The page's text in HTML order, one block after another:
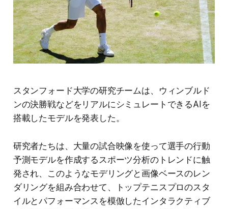
スタンフォード大学の研究チームは、ウィンブルド
ンの決勝戦などをリアルにシミュレートできるAIを
搭載したモデルを発表した。
研究者たちは、大量の試合映像を使って選手の行動
予測モデルを作成するスポーツ分析のトレンドに触
発され、このようなモデリングと画像ベースのレン
ダリングを組み合わせて、トップテニスプロのスタ
イルとパフォーマンスを模倣したインタラクティブ